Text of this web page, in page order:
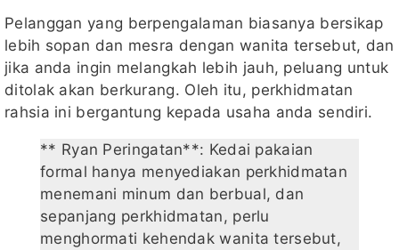
Pelanggan yang berpengalaman biasanya bersikap
lebih sopan dan mesra dengan wanita tersebut, dan
jika anda ingin melangkah lebih jauh, peluang untuk
ditolak akan berkurang. Oleh itu, perkhidmatan
rahsia ini bergantung kepada usaha anda sendiri.
** Ryan Peringatan**: Kedai pakaian
formal hanya menyediakan perkhidmatan
menemani minum dan berbual, dan
sepanjang perkhidmatan, perlu
menghormati kehendak wanita tersebut,